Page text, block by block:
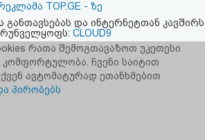
TOP.GE - ზე
განთავსებას და ინტერნეტთან კავშირს
CLOUD9
რათა შემოგთავაზოთ უკეთესი
კომფორტულობა. ჩვენი საიტით
ავტომატურად ეთანხმებით
პირობებს